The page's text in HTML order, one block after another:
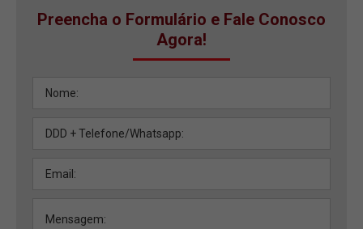
Preencha o Formulário e Fale Conosco
Agora!